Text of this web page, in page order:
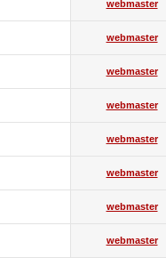
webmaster
webmaster
webmaster
webmaster
webmaster
webmaster
webmaster
webmaster